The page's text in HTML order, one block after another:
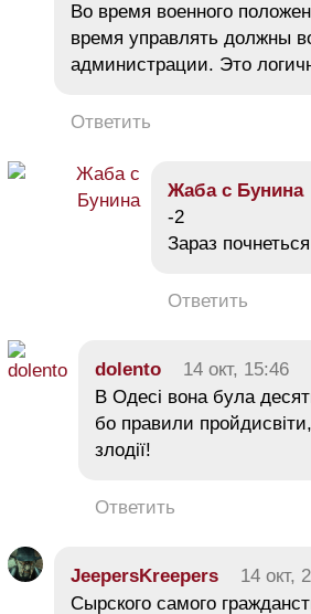
Во время военного
время управлять должны
администрации. Это
Ответить
Жаба с Бунина
-2
Зараз
Ответить
dolento 14 окт, 15:46
В Одесі вона була
бо правили пройдисвіти,
злодії!
Ответить
JeepersKreepers 14 окт,
Сырского самого